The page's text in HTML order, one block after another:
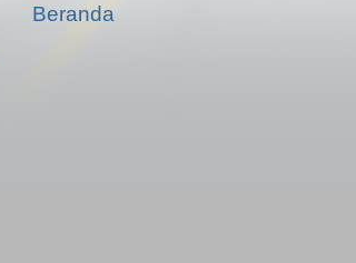
Beranda